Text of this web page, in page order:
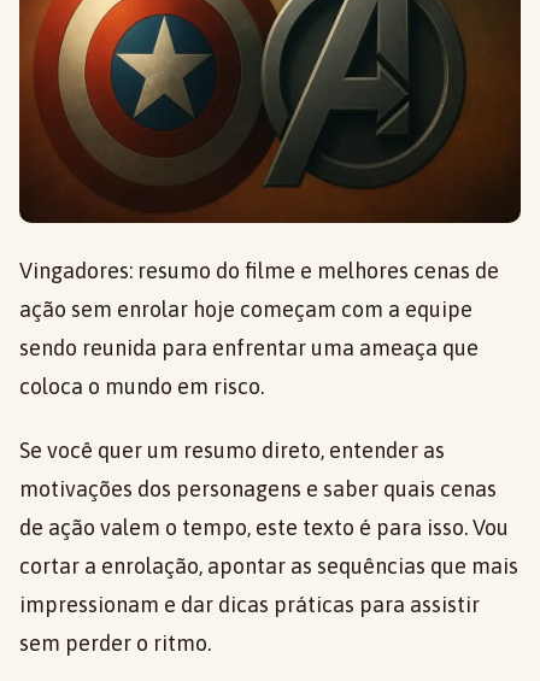
Vingadores: resumo do filme e melhores cenas de
ação sem enrolar hoje começam com a equipe
sendo reunida para enfrentar uma ameaça que
coloca o mundo em risco.
Se você quer um resumo direto, entender as
motivações dos personagens e saber quais cenas
de ação valem o tempo, este texto é para isso. Vou
cortar a enrolação, apontar as sequências que mais
impressionam e dar dicas práticas para assistir
sem perder o ritmo.